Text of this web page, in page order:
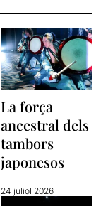
La força
ancestral dels
tambors
japonesos
24 juliol 2026